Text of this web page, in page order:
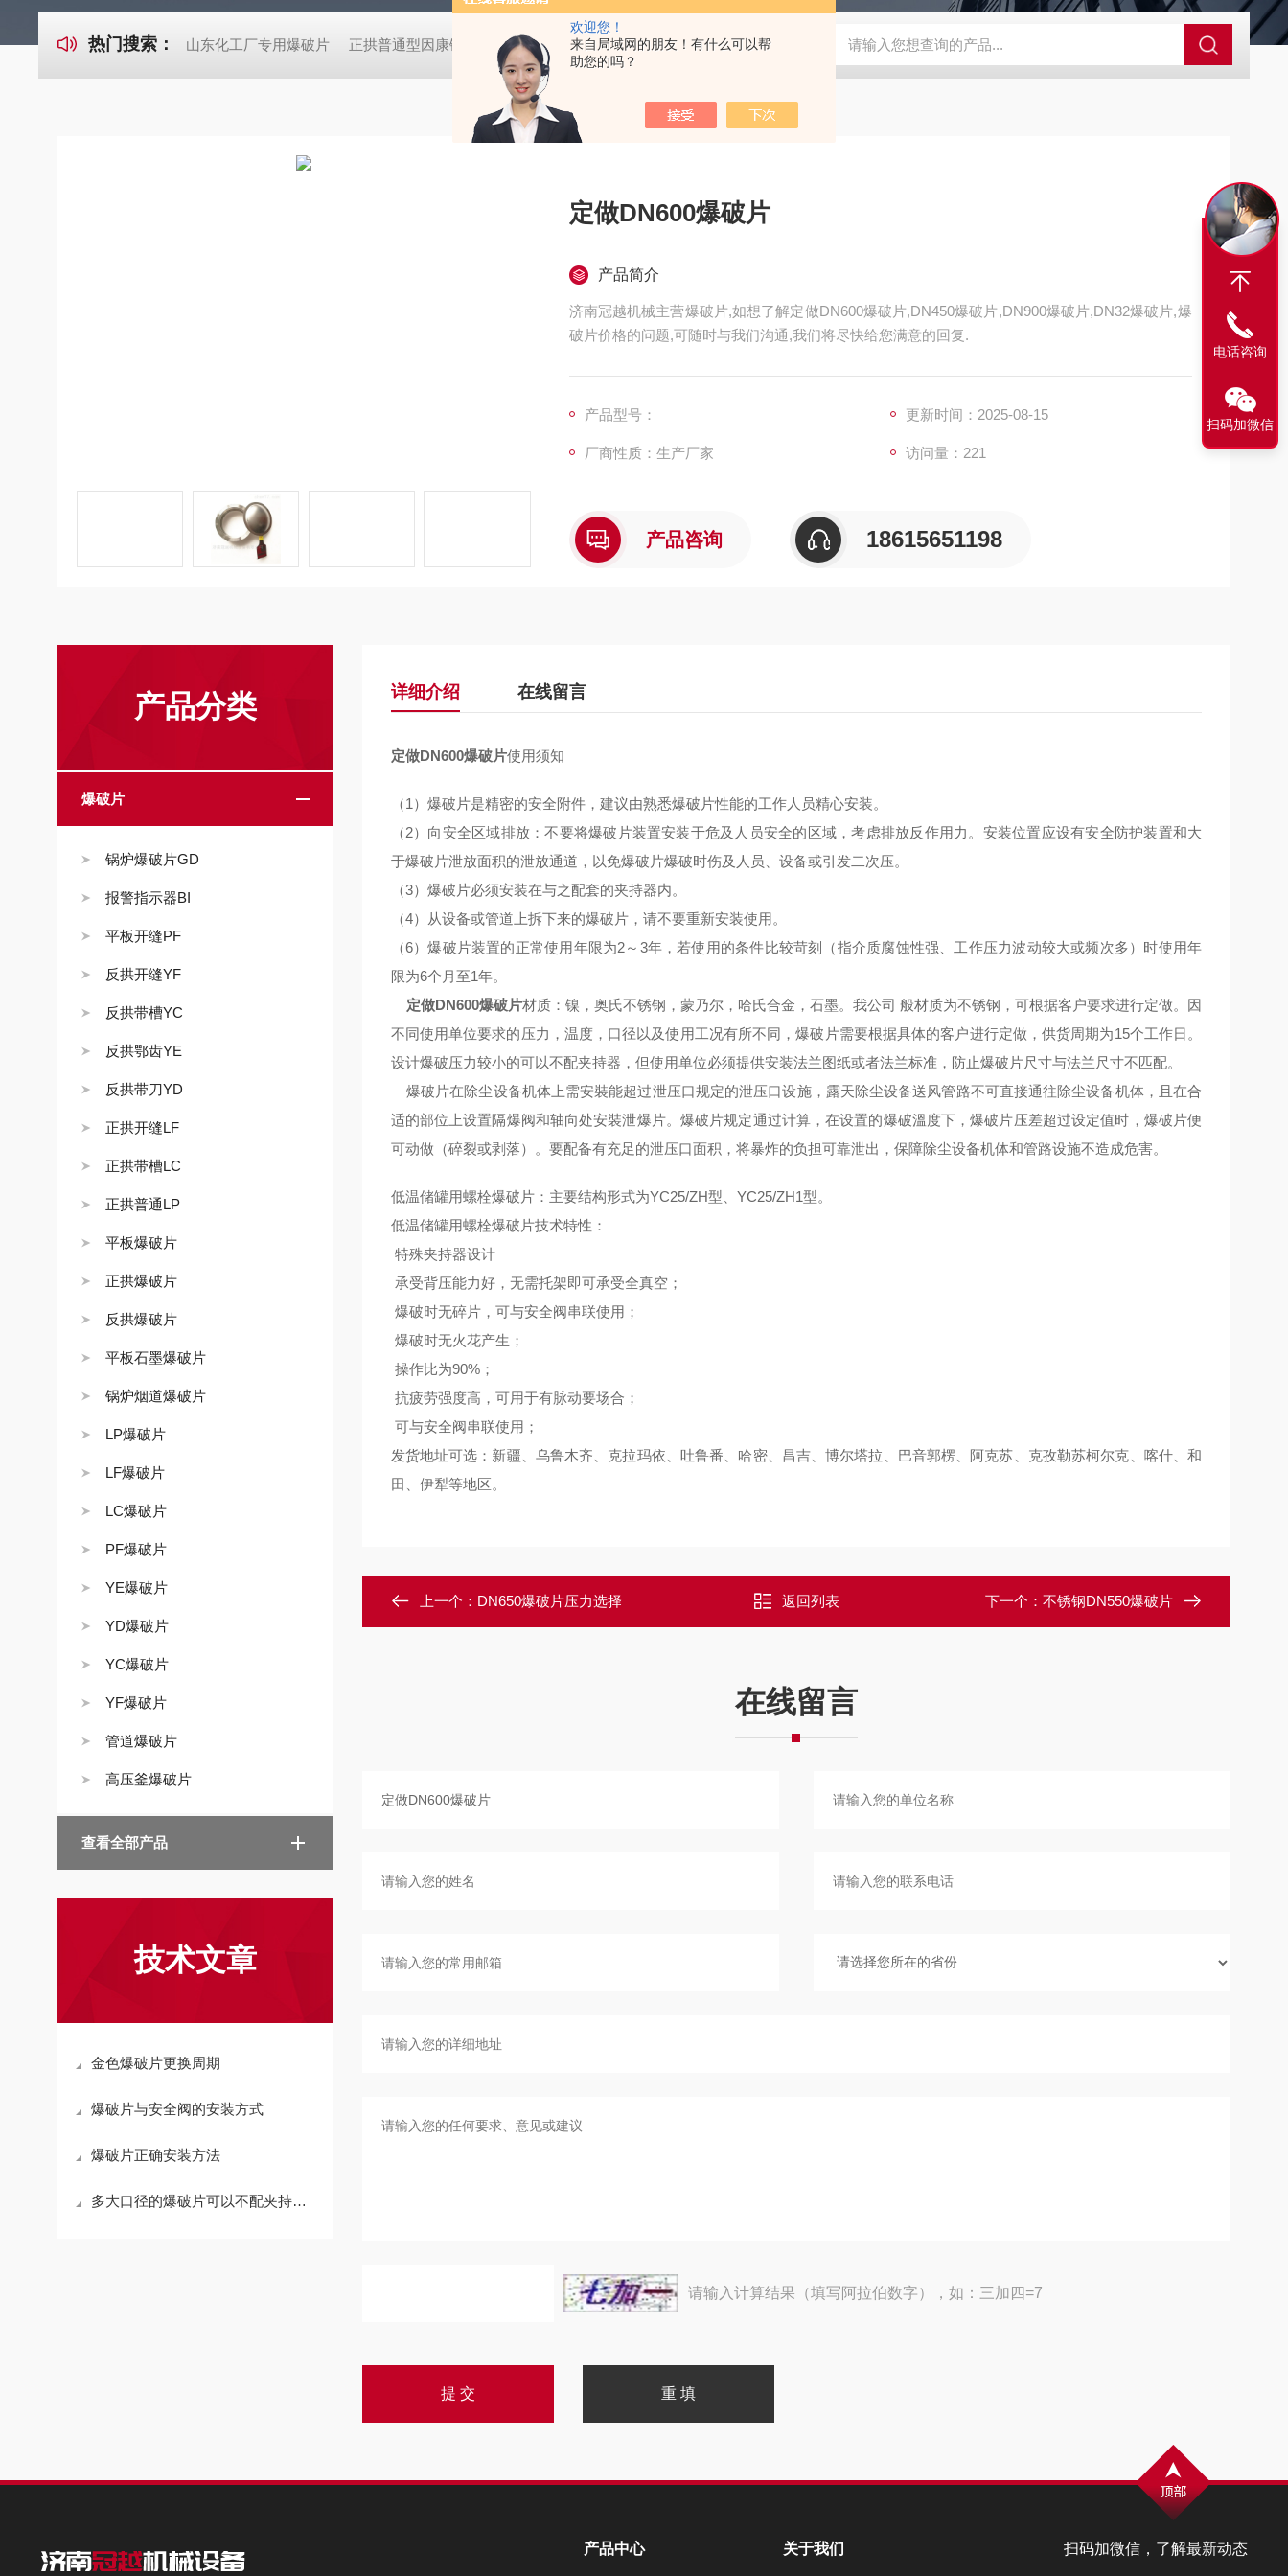
欢迎您！
来自局域网的朋友！有什么可以帮
助您的吗？
热门搜索： 山东化工厂专用爆破片 正拱普通型因康镍爆破片LP 正拱带槽型因康镍爆破片LC 正拱带槽型蒙乃尔爆破片LC PFTA300-0.2-180SS药厂爆破片 YF爆破片反拱开缝型
定做DN600爆破片
产品简介
济南冠越机械主营爆破片,如想了解定做DN600爆破片,DN450爆破片,DN900爆破片,DN32爆破片,爆
破片价格的问题,可随时与我们沟通,我们将尽快给您满意的回复.
产品型号： 更新时间：2025-08-15
厂商性质：生产厂家 访问量：221
产品咨询 18615651198
产品分类
爆破片
锅炉爆破片GD
报警指示器BI
平板开缝PF
反拱开缝YF
反拱带槽YC
反拱鄂齿YE
反拱带刀YD
正拱开缝LF
正拱带槽LC
正拱普通LP
平板爆破片
正拱爆破片
反拱爆破片
平板石墨爆破片
锅炉烟道爆破片
LP爆破片
LF爆破片
LC爆破片
PF爆破片
YE爆破片
YD爆破片
YC爆破片
YF爆破片
管道爆破片
高压釜爆破片
查看全部产品
技术文章
金色爆破片更换周期
爆破片与安全阀的安装方式
爆破片正确安装方法
多大口径的爆破片可以不配夹持器使用
详细介绍 在线留言
定做DN600爆破片使用须知
（1）爆破片是精密的安全附件，建议由熟悉爆破片性能的工作人员精心安装。
（2）向安全区域排放：不要将爆破片装置安装于危及人员安全的区域，考虑排放反作用力。安装位置应设有安全防护装置和大
于爆破片泄放面积的泄放通道，以免爆破片爆破时伤及人员、设备或引发二次压。
（3）爆破片必须安装在与之配套的夹持器内。
（4）从设备或管道上拆下来的爆破片，请不要重新安装使用。
（6）爆破片装置的正常使用年限为2～3年，若使用的条件比较苛刻（指介质腐蚀性强、工作压力波动较大或频次多）时使用年
限为6个月至1年。
定做DN600爆破片材质：镍，奥氏不锈钢，蒙乃尔，哈氏合金，石墨。我公司 般材质为不锈钢，可根据客户要求进行定做。因
不同使用单位要求的压力，温度，口径以及使用工况有所不同，爆破片需要根据具体的客户进行定做，供货周期为15个工作日。
设计爆破压力较小的可以不配夹持器，但使用单位必须提供安装法兰图纸或者法兰标准，防止爆破片尺寸与法兰尺寸不匹配。
爆破片在除尘设备机体上需安裝能超过泄压口规定的泄压口设施，露天除尘设备送风管路不可直接通往除尘设备机体，且在合
适的部位上设置隔爆阀和轴向处安裝泄爆片。爆破片规定通过计算，在设置的爆破溫度下，爆破片压差超过设定值时，爆破片便
可动做（碎裂或剥落）。要配备有充足的泄压口面积，将暴炸的负担可靠泄出，保障除尘设备机体和管路设施不造成危害。
低温储罐用螺栓爆破片：主要结构形式为YC25/ZH型、YC25/ZH1型。
低温储罐用螺栓爆破片技术特性：
特殊夹持器设计
承受背压能力好，无需托架即可承受全真空；
爆破时无碎片，可与安全阀串联使用；
爆破时无火花产生；
操作比为90%；
抗疲劳强度高，可用于有脉动要场合；
可与安全阀串联使用；
发货地址可选：新疆、乌鲁木齐、克拉玛依、吐鲁番、哈密、昌吉、博尔塔拉、巴音郭楞、阿克苏、克孜勒苏柯尔克、喀什、和
田、伊犁等地区。
上一个： DN650爆破片压力选择 返回列表 下一个： 不锈钢DN550爆破片
在线留言
请输入计算结果（填写阿拉伯数字），如：三加四=7
扫码加微信，了解最新动态
产品中心 关于我们
电话咨询
扫码加微信